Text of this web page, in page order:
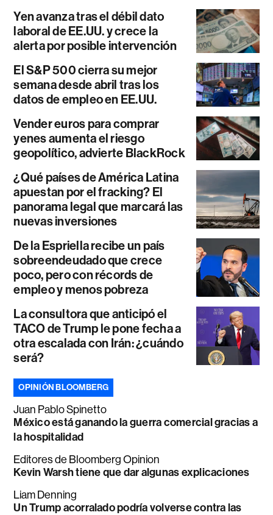
Yen avanza tras el débil dato
laboral de EE.UU. y crece la
alerta por posible intervención
El S&P 500 cierra su mejor
semana desde abril tras los
datos de empleo en EE.UU.
Vender euros para comprar
yenes aumenta el riesgo
geopolítico, advierte BlackRock
¿Qué países de América Latina
apuestan por el fracking? El
panorama legal que marcará las
nuevas inversiones
De la Espriella recibe un país
sobreendeudado que crece
poco, pero con récords de
empleo y menos pobreza
La consultora que anticipó el
TACO de Trump le pone fecha a
otra escalada con Irán: ¿cuándo
será?
OPINIÓN BLOOMBERG
Juan Pablo Spinetto
México está ganando la guerra comercial gracias a
la hospitalidad
Editores de Bloomberg Opinion
Kevin Warsh tiene que dar algunas explicaciones
Liam Denning
Un Trump acorralado podría volverse contra las